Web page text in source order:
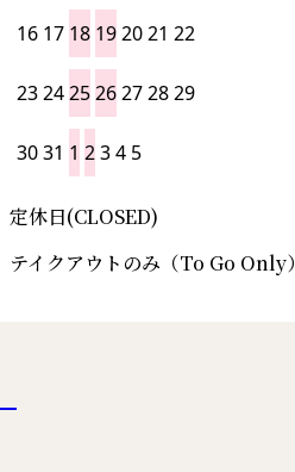
16 17 18 192021 22
23242526272829
3031 1 234 5
定休日(CLOSED)
テイクアウトのみ（To Go Only）